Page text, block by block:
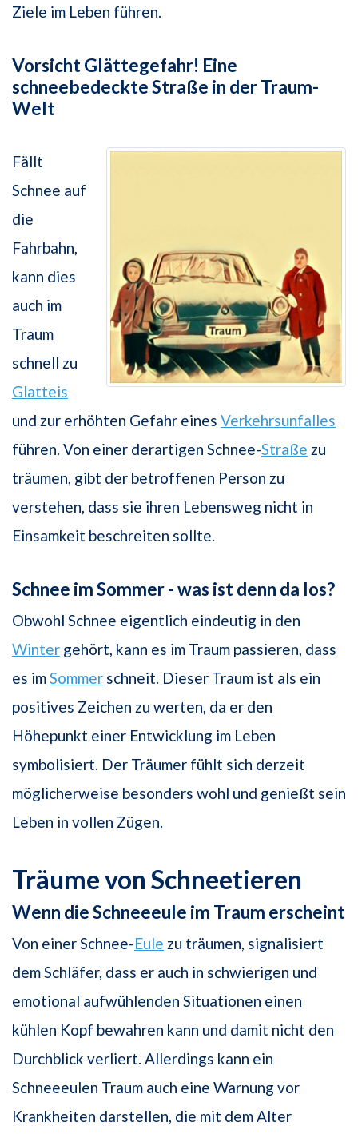
Ziele im Leben führen.
Vorsicht Glättegefahr! Eine
schneebedeckte Straße in der Traum-
Welt
Fällt
Schnee auf
die
Fahrbahn,
kann dies
auch im
Traum
schnell zu
Glatteis
und zur erhöhten Gefahr eines Verkehrsunfalles
führen. Von einer derartigen Schnee-Straße zu
träumen, gibt der betroffenen Person zu
verstehen, dass sie ihren Lebensweg nicht in
Einsamkeit beschreiten sollte.
Schnee im Sommer - was ist denn da los?
Obwohl Schnee eigentlich eindeutig in den
Winter gehört, kann es im Traum passieren, dass
es imSommer schneit. Dieser Traum ist als ein
positives Zeichen zu werten, da er den
Höhepunkt einer Entwicklung im Leben
symbolisiert. Der Träumer fühlt sich derzeit
möglicherweise besonders wohl und genießt sein
Leben in vollen Zügen.
Träume von Schneetieren
Wenn die Schneeeule im Traum erscheint
Von einer Schnee-Eule zu träumen, signalisiert
dem Schläfer, dass er auch in schwierigen und
emotional aufwühlenden Situationen einen
kühlen Kopf bewahren kann und damit nicht den
Durchblick verliert. Allerdings kann ein
Schneeeulen Traum auch eine Warnung vor
Krankheiten darstellen, die mit dem Alter